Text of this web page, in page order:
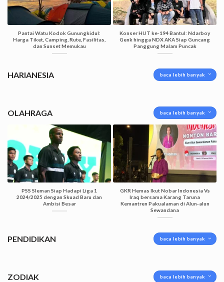
Pantai Watu Kodok Gunungkidul:
Harga Tiket, Camping, Rute, Fasilitas,
dan Sunset Memukau
Konser HUT ke-194 Bantul: Ndarboy
Genk hingga NDX AKA Siap Guncang
Panggung Malam Puncak
HARIANESIA baca lebih banyak
OLAHRAGA baca lebih banyak
PSS Sleman Siap Hadapi Liga 1
2024/2025 dengan Skuad Baru dan
Ambisi Besar
GKR Hemas Ikut Nobar Indonesia Vs
Iraq bersama Karang Taruna
Kemantren Pakualaman di Alun-alun
Sewandana
PENDIDIKAN baca lebih banyak
ZODIAK baca lebih banyak